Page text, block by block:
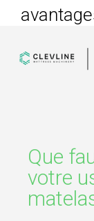
DANS VOTRE
DÉPARTEMENT
DE PIQUAGE
PLUS
POLYVALENTE DU
L’EMPILEMENT
AUTOMATIQUE
DES PANNEAUX.
Que
votre